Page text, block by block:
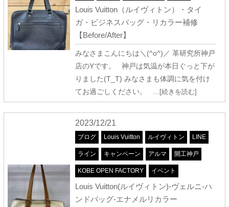
Louis Vuitton（ルイヴィトン）・タイ
ガ・ビジネスバッグ・リカラー補修
【Before/After】
みなさまこんにちは＼(^o^)／ 革研究所神戸
店のYです。 神戸は気温が本日ぐっと下が
りました(T_T) みなさまも体調に気を付け
てお過ごしください。 …[続きを読む]
2023/12/21
ブログ Louis Vuitton ルイヴィトン LINE
ライン キャンペーン アルマ 開工神戸
KOBE OPEN FACTORY イベント
Louis Vuitton(ルイヴィトン)-ヴェルニ-ハ
ンドバッグ-エナメルリカラー